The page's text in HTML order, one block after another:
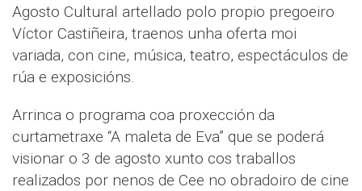
Agosto Cultural artellado polo propio pregoeiro
Víctor Castiñeira, traenos unha oferta moi
variada, con cine, música, teatro, espectáculos de
rúa e exposicións.
Arrinca o programa coa proxección da
curtametraxe “A maleta de Eva” que se poderá
visionar o 3 de agosto xunto cos traballos
realizados por nenos de Cee no obradoiro de cine